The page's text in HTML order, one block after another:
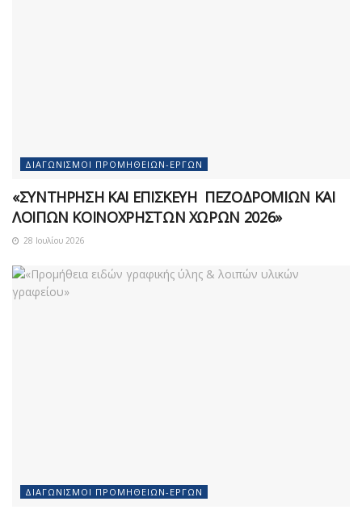
ΔΙΑΓΩΝΙΣΜΟΊ ΠΡΟΜΗΘΕΙΏΝ-ΈΡΓΩΝ
«ΣΥΝΤΗΡΗΣΗ ΚΑΙ ΕΠΙΣΚΕΥΗ ΠΕΖΟΔΡΟΜΙΩΝ ΚΑΙ
ΛΟΙΠΩΝ ΚΟΙΝΟΧΡΗΣΤΩΝ ΧΩΡΩΝ 2026»
28 Ιουλίου 2026
ΔΙΑΓΩΝΙΣΜΟΊ ΠΡΟΜΗΘΕΙΏΝ-ΈΡΓΩΝ